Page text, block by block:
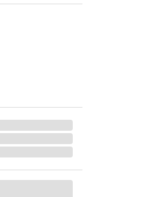
は評価前にお知
自ら故意に信頼
メのテスター記
方が多い為
タイミングによ